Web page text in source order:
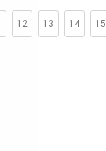
12 13 14 15